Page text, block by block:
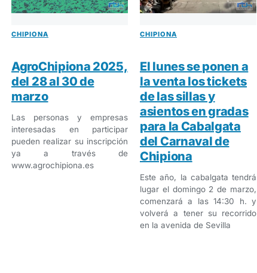
CHIPIONA
AgroChipiona 2025,
del 28 al 30 de
marzo
Las personas y empresas
interesadas en participar
pueden realizar su inscripción
ya a través de
www.agrochipiona.es
CHIPIONA
El lunes se ponen a
la venta los tickets
de las sillas y
asientos en gradas
para la Cabalgata
del Carnaval de
Chipiona
Este año, la cabalgata tendrá
lugar el domingo 2 de marzo,
comenzará a las 14:30 h. y
volverá a tener su recorrido
en la avenida de Sevilla